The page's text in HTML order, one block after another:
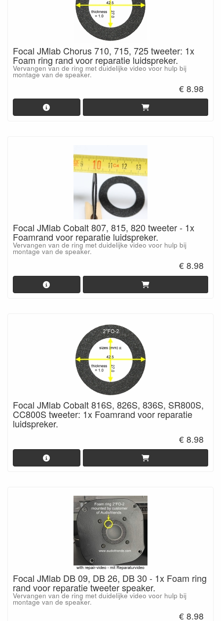
Focal JMlab Chorus 710, 715, 725 tweeter: 1x
Foam ring rand voor reparatie luidspreker.
Vervangen van de ring met duidelijke video voor hulp bij
montage van de speaker.
€ 8.98
Focal JMlab Cobalt 807, 815, 820 tweeter - 1x
Foamrand voor reparatie luidspreker.
Vervangen van de ring met duidelijke video voor hulp bij
montage van de speaker.
€ 8.98
Focal JMlab Cobalt 816S, 826S, 836S, SR800S,
CC800S tweeter: 1x Foamrand voor reparatie
luidspreker.
€ 8.98
Focal JMlab DB 09, DB 26, DB 30 - 1x Foam ring
rand voor reparatie tweeter speaker.
Vervangen van de ring met duidelijke video voor hulp bij
montage van de speaker.
€ 8.98